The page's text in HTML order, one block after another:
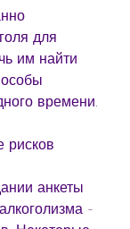
для
им найти
времени.
рисков
анкеты
-